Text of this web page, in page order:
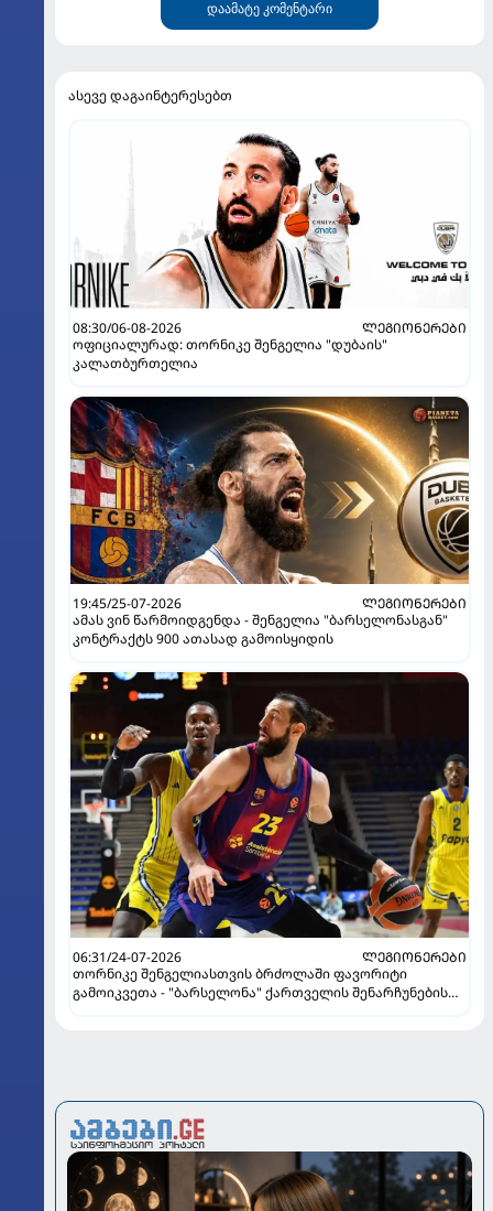
დაამატე კომენტარი
ასევე დაგაინტერესებთ
08:30/06-08-2026
ᲚᲔᲒᲘᲝᲜᲔᲠᲔᲑᲘ
ოფიციალურად: თორნიკე შენგელია "დუბაის"
კალათბურთელია
19:45/25-07-2026
ᲚᲔᲒᲘᲝᲜᲔᲠᲔᲑᲘ
ამას ვინ წარმოიდგენდა - შენგელია "ბარსელონასგან"
კონტრაქტს 900 ათასად გამოისყიდის
06:31/24-07-2026
ᲚᲔᲒᲘᲝᲜᲔᲠᲔᲑᲘ
თორნიკე შენგელიასთვის ბრძოლაში ფავორიტი
გამოიკვეთა - "ბარსელონა" ქართველის შენარჩუნების